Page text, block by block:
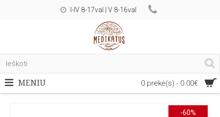
I-IV 8-17val | V 8-16val
0 prekė(s) - 0.00€
MENIU
-60%